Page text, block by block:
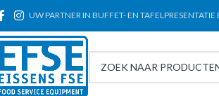
UW PARTNER IN BUFFET- EN